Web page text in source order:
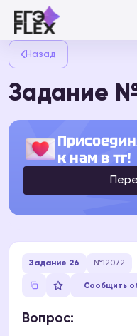
Назад
Задание №
к нам в тг!
Задание 26 №12072
Сообщить
Вопрос: